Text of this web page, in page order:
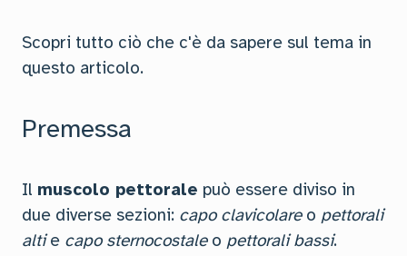
Scopri tutto ciò che c'è da sapere sul tema in
questo articolo.
Premessa
Il muscolo pettorale può essere diviso in
due diverse sezioni: capo clavicolareo pettorali
altie capo sternocostaleo pettorali bassi.